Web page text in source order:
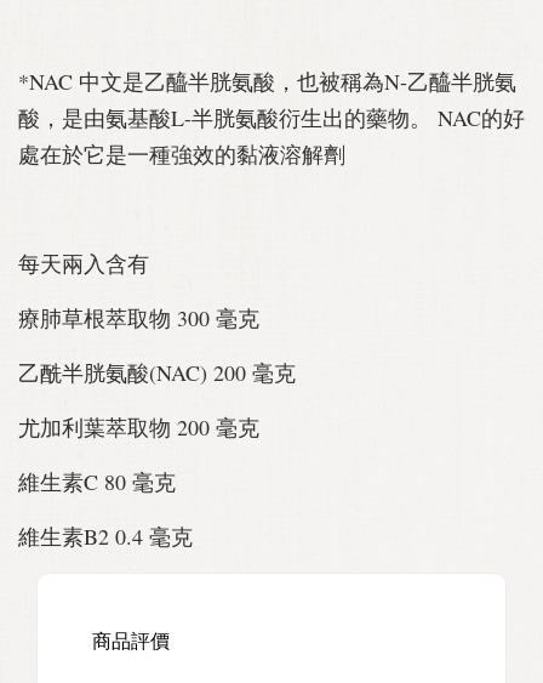
*NAC 中文是乙醯半胱氨酸，也被稱為N-乙醯半胱氨
酸，是由氨基酸L-半胱氨酸衍生出的藥物。 NAC的好
處在於它是一種強效的黏液溶解劑
每天兩入含有
療肺草根萃取物 300 毫克
乙酰半胱氨酸(NAC) 200 毫克
尤加利葉萃取物 200 毫克
維生素C 80 毫克
維生素B2 0.4 毫克
商品評價